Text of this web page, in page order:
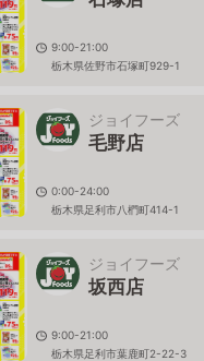
9:00-21:00
栃木県佐野市石塚町929-1
ジョイフーズ
毛野店
0:00-24:00
栃木県足利市八椚町414-1
ジョイフーズ
坂西店
9:00-21:00
栃木県足利市葉鹿町2-22-3